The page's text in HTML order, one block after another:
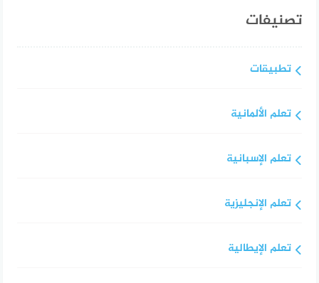
تصنيفات
تطبيقات
تعلم الألمانية
تعلم الإسبانية
تعلم الإنجليزية
تعلم الإيطالية